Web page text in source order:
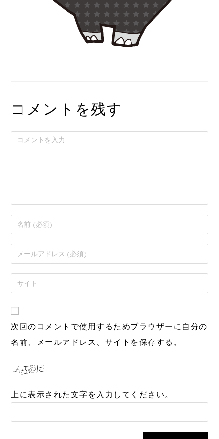
コメントを残す
次回のコメントで使用するためブラウザーに自分の
名前、メールアドレス、サイトを保存する。
上に表示された文字を入力してください。